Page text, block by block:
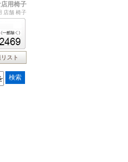
用椅子
店舗 椅子
スト